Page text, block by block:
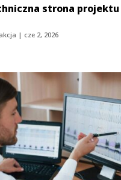
strona projektu
| cze 2, 2026